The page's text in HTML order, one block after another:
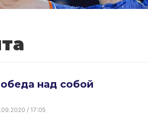
над собой
/ 17:05